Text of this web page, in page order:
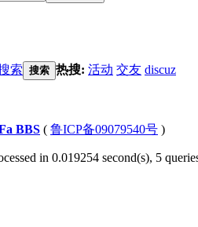
索 搜索 热搜: 活动 交友 discuz
BBS ( 鲁ICP备09079540号 )
in 0.019254 second(s), 5